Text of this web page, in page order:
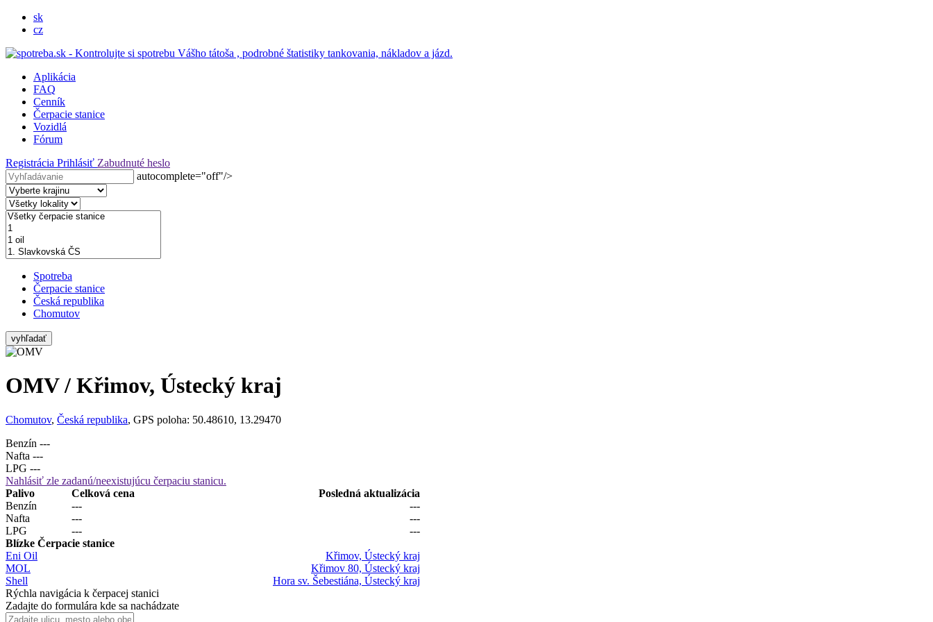
sk
cz
Aplikácia
FAQ
Cenník
Čerpacie stanice
Vozidlá
Fórum
Registrácia Prihlásiť Zabudnuté heslo
autocomplete="off"/>
Spotreba
Čerpacie stanice
Česká republika
Chomutov
vyhľadať
OMV / Křimov, Ústecký kraj
Chomutov, Česká republika, GPS poloha: 50.48610, 13.29470
Benzín ---
Nafta ---
LPG ---
Nahlásiť zle zadanú/neexistujúcu čerpaciu stanicu.
Palivo
Celková cena
Posledná aktualizácia
Benzín
---
---
Nafta
---
---
LPG
---
---
Blízke Čerpacie stanice
Eni Oil
Křimov, Ústecký kraj
MOL
Křimov 80, Ústecký kraj
Shell
Hora sv. Šebestiána, Ústecký kraj
Rýchla navigácia k čerpacej stanici
Zadajte do formulára kde sa nachádzate